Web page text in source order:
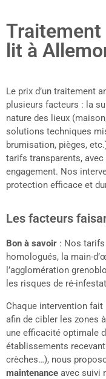
Traitement
lit à
Le prix d’un traitement
plusieurs facteurs : la
nature des lieux
solutions techniques
brumisation, pièges,
tarifs transparents,
engagement. Nos
protection efficace et
Les facteurs
Bon à savoir : Nos
homologués, la main-
l’agglomération
les risques de ré-
Chaque intervention fait
afin de cibler les zones
une efficacité optimale
établissements
crèches…), nous
maintenance avec suivi